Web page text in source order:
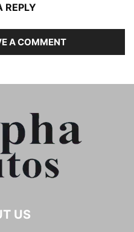
REPLY
A COMMENT
US